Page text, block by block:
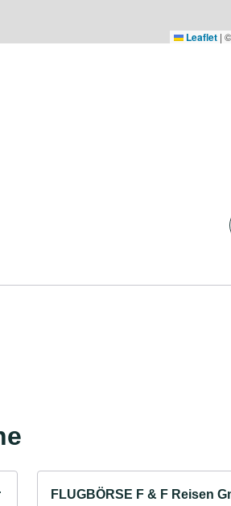
Leaflet | ©
FLUGBÖRSE F & F Reisen